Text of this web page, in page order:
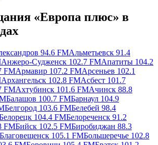
«Европа плюс» в
94.6 FMАльметьевск 91.4
Анжеро-Судженск 102.7 FMАпатиты 104.2
FMАрмавир 107.2 FMАрсеньев 102.1
Архангельск 102.8 FMАсбест 101.7
FMАхтубинск 101.6 FMАчинск 88.8
Балашов 100.7 FMБарнаул 104.9
Белгород 103.6 FMБелебей 98.4
104.4 FMБелореченск 91.2
FMБийск 102.5 FMБиробиджан 88.3
Благовещенск 105.1 FMБольшеречье 102.8